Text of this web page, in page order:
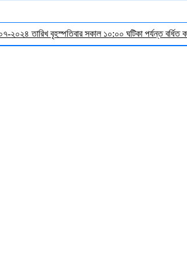
২০২৪ তারিখ বৃহস্পতিবার সকাল ১০:০০ ঘটিকা পর্যন্ত বর্ধিত